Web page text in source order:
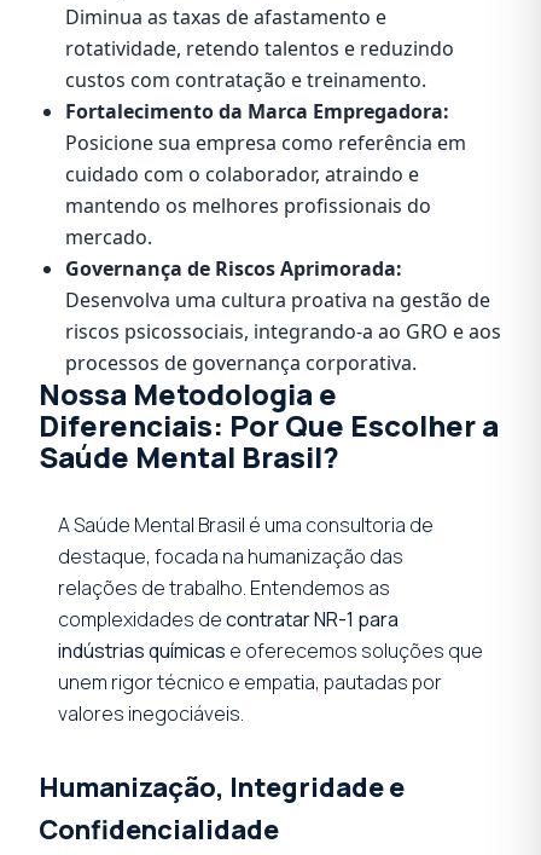
Diminua as taxas de afastamento e
rotatividade, retendo talentos e reduzindo
custos com contratação e treinamento.
Fortalecimento da Marca Empregadora:
Posicione sua empresa como referência em
cuidado com o colaborador, atraindo e
mantendo os melhores profissionais do
mercado.
Governança de Riscos Aprimorada:
Desenvolva uma cultura proativa na gestão de
riscos psicossociais, integrando-a ao GRO e aos
processos de governança corporativa.
Nossa Metodologia e
Diferenciais: Por Que Escolher a
Saúde Mental Brasil?
A Saúde Mental Brasil é uma consultoria de
destaque, focada na humanização das
relações de trabalho. Entendemos as
complexidades decontratar NR-1 para
indústrias químicas e oferecemos soluções que
unem rigor técnico e empatia, pautadas por
valores inegociáveis.
Humanização, Integridade e
Confidencialidade